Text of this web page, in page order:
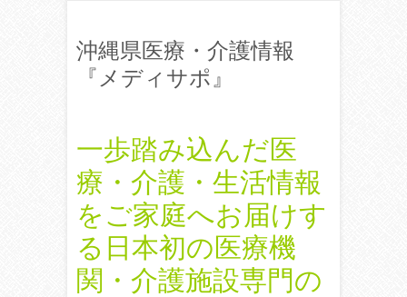
沖縄県医療・介護情報
『メディサポ』
一歩踏み込んだ医
療・介護・生活情報
をご家庭へお届けす
る日本初の医療機
関・介護施設専門の